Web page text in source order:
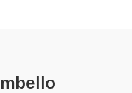
Mombello